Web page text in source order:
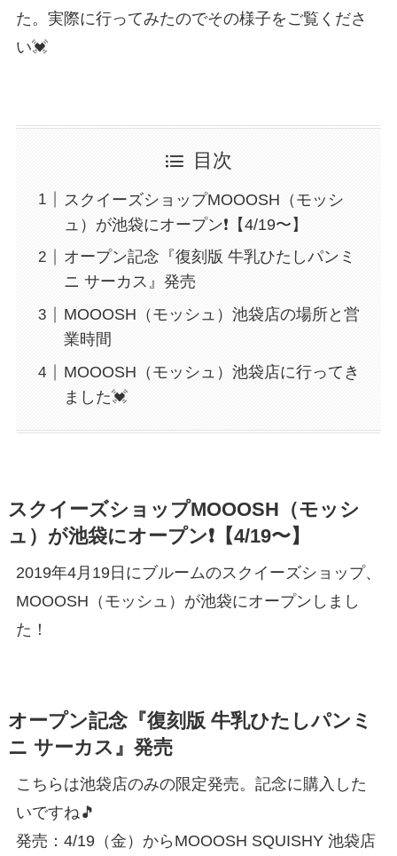
た。実際に行ってみたのでその様子をご覧くださ
い💓
目次
スクイーズショップMOOOSH（モッシ
ュ）が池袋にオープン❗️【4/19〜】
オープン記念『復刻版 牛乳ひたしパンミ
ニ サーカス』発売
MOOOSH（モッシュ）池袋店の場所と営
業時間
MOOOSH（モッシュ）池袋店に行ってき
ました💓
スクイーズショップMOOOSH（モッシ
ュ）が池袋にオープン❗️【4/19〜】
2019年4月19日にブルームのスクイーズショップ、
MOOOSH（モッシュ）が池袋にオープンしまし
た！
オープン記念『復刻版 牛乳ひたしパンミ
ニ サーカス』発売
こちらは池袋店のみの限定発売。記念に購入した
いですね🎵
発売：4/19（金）からMOOOSH SQUISHY 池袋店